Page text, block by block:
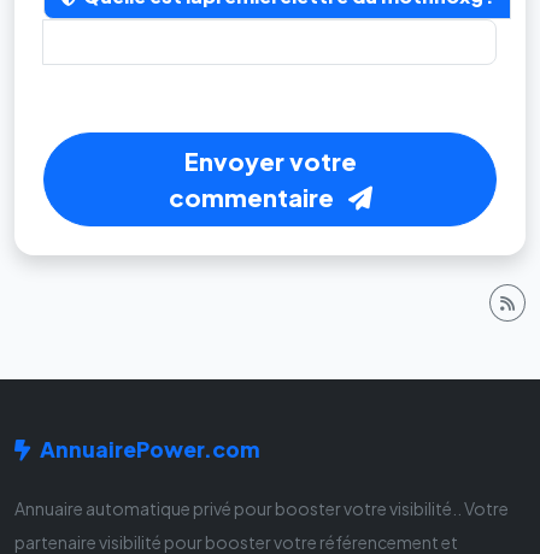
Envoyer votre
commentaire
AnnuairePower.com
Annuaire automatique privé pour booster votre visibilité.. Votre
partenaire visibilité pour booster votre référencement et